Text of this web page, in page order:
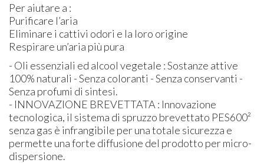
Per aiutare a :
Purificare l’aria
Eliminare i cattivi odori e la loro origine
Respirare un’aria più pura
- Oli essenziali ed alcool vegetale : Sostanze attive
100% naturali - Senza coloranti - Senza conservanti -
Senza profumi di sintesi.
- INNOVAZIONE BREVETTATA : Innovazione
tecnologica, il sistema di spruzzo brevettato PES600²
senza gas è infrangibile per una totale sicurezza e
permette una forte diffusione del prodotto per micro-
dispersione.